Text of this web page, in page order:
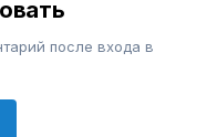
после входа в